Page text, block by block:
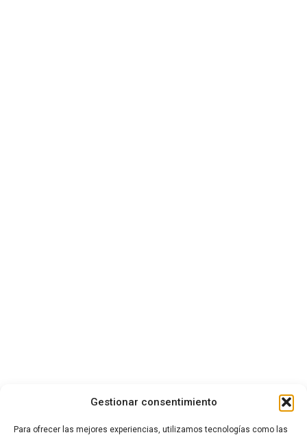
Gestionar consentimiento
Para ofrecer las mejores experiencias, utilizamos tecnologías como las